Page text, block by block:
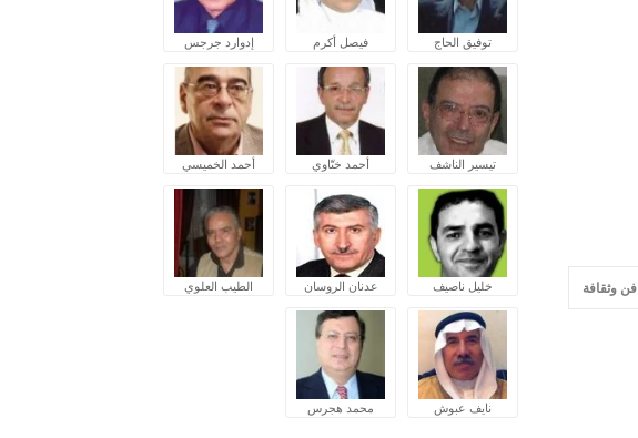
فن وثقافة
توفيق الحاج فيصل أكرم إدوارد جرجس
تيسير الناشف أحمد ختّاوي أحمد الخميسي
خليل ناصيف عدنان الروسان الطيب العلوي
نايف عبوش محمد هجرس